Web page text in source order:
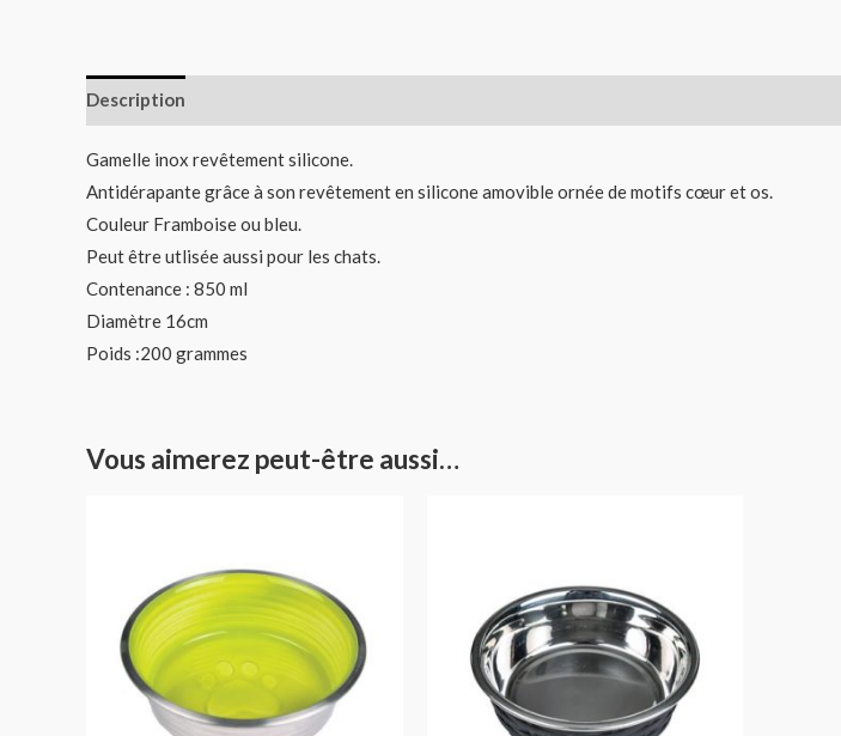
Description
Gamelle inox revêtement silicone.
Antidérapante grâce à son revêtement en silicone amovible ornée de motifs cœur et os.
Couleur Framboise ou bleu.
Peut être utlisée aussi pour les chats.
Contenance : 850 ml
Diamètre 16cm
Poids :200 grammes
Vous aimerez peut-être aussi…